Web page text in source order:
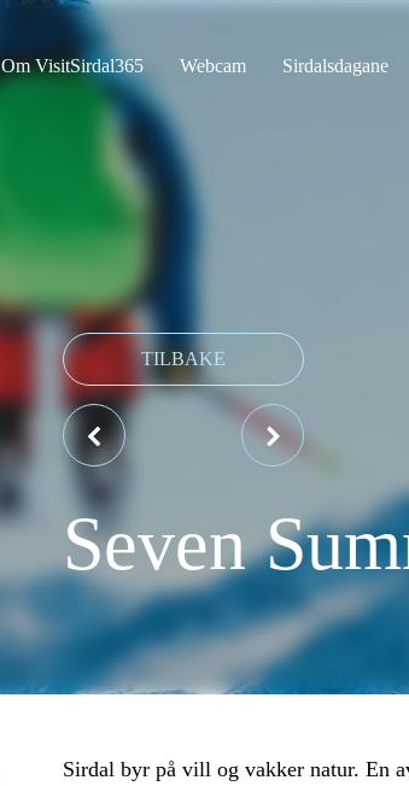
Om VisitSirdal365 Webcam Sirdalsdagane
Seven
Sirdal byr på vill og vakker natur. En